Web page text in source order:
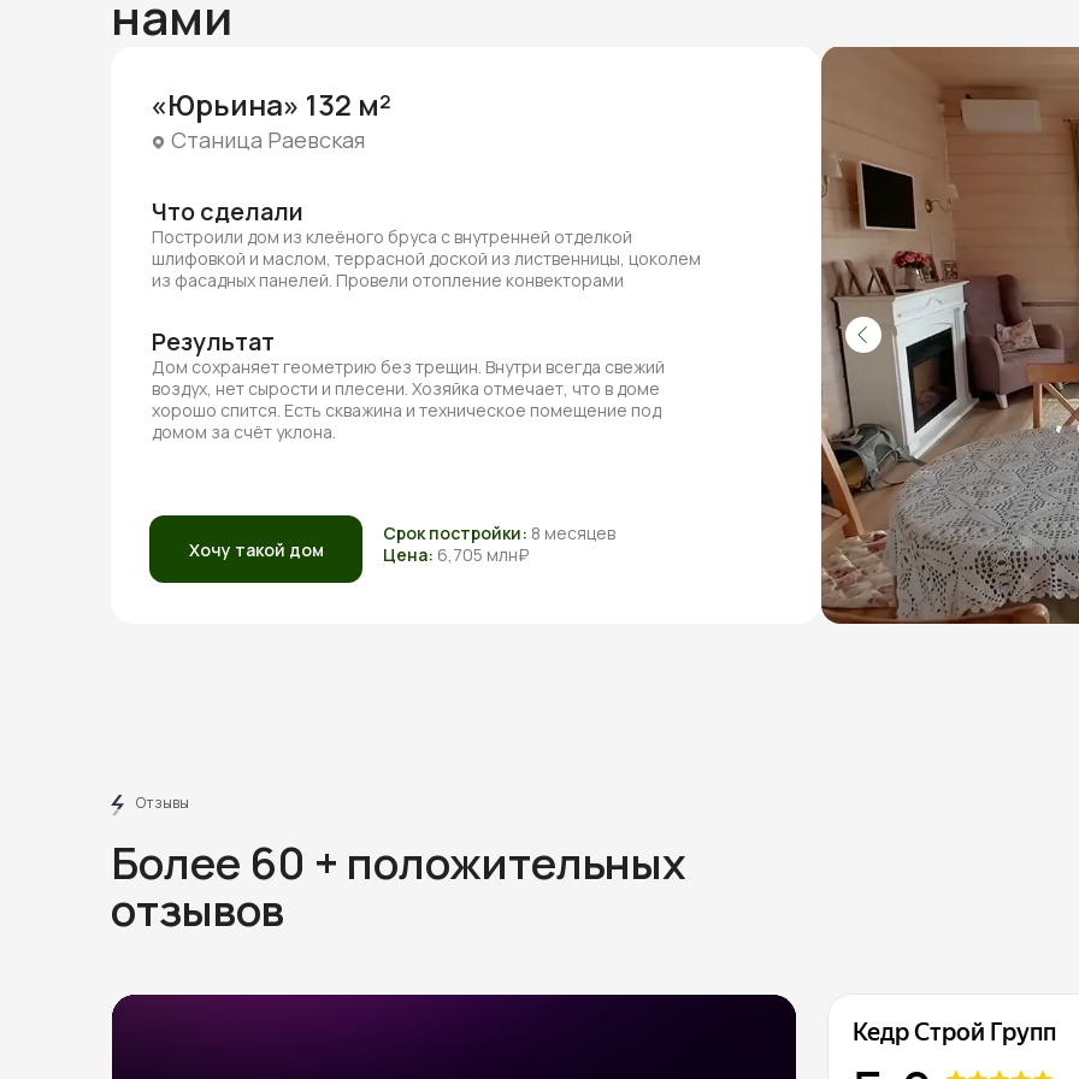
нами
«Юрьина» 132 м²
Станица Раевская
Что сделали
Построили дом из клеёного бруса с внутренней отделкой
шлифовкой и маслом, террасной доской из лиственницы, цоколем
из фасадных панелей. Провели отопление конвекторами
Результат
Дом сохраняет геометрию без трещин. Внутри всегда свежий
воздух, нет сырости и плесени. Хозяйка отмечает, что в доме
хорошо спится. Есть скважина и техническое помещение под
домом за счёт уклона.
Срок постройки: 8 месяцев
Цена: 6,705 млн₽
Хочу такой дом
Отзывы
Более 60 + положительных
отзывов